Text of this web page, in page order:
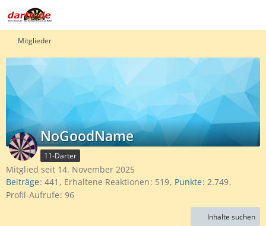
Mitglieder
NoGoodName
11-Darter
Mitglied seit 14. November 2025
Beiträge 441 Erhaltene Reaktionen 519 Punkte 2.749
Profil-Aufrufe 96
Inhalte suchen